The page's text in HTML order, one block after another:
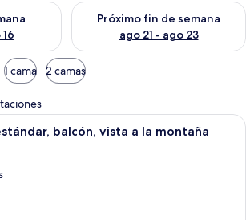
para este fin de semana ago 14 -
Próximo fin de semana
ago 21 - ago 23
Consulta la disponibilidad
1 cama 2 camas
Una habitación de hotel con una
balcón, vista a la montaña